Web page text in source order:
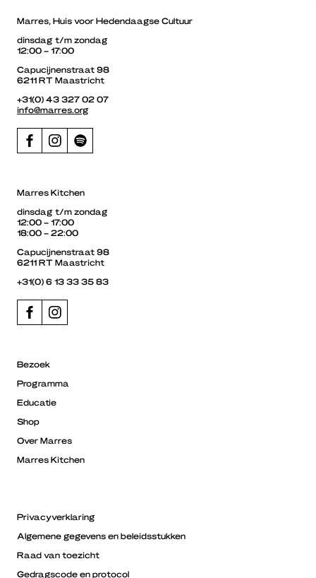
Marres, Huis voor Hedendaagse Cultuur
dinsdag t/m zondag
12:00 – 17:00
Capucijnenstraat 98
6211 RT Maastricht
+31(0) 43 327 02 07
info@marres.org
Marres Kitchen
dinsdag t/m zondag
12:00 – 17:00
18:00 – 22:00
Capucijnenstraat 98
6211 RT Maastricht
+31(0) 6 13 33 35 83
Bezoek
Programma
Educatie
Shop
Over Marres
Marres Kitchen
Privacyverklaring
Algemene gegevens en beleidsstukken
Raad van toezicht
Gedragscode en protocol